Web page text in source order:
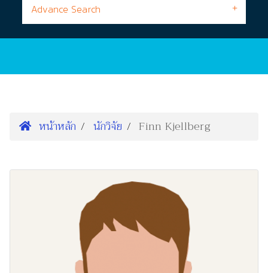
Advance Search
หน้าหลัก นักวิจัย Finn Kjellberg